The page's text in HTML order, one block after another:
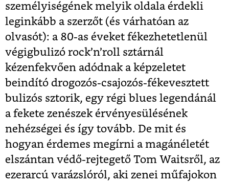
személyiségének melyik oldala érdekli
leginkább a szerzőt (és várhatóan az
olvasót): a 80-as éveket fékezhetetlenül
végigbulizó rock’n’roll sztárnál
kézenfekvően adódnak a képzeletet
beindító drogozós-csajozós-fékevesztett
bulizós sztorik, egy régi blues legendánál
a fekete zenészek érvényesülésének
nehézségei és így tovább. De mit és
hogyan érdemes megírni a magánéletét
elszántan védő-rejtegető Tom Waitsről, az
ezerarcú varázslóról, aki zenei műfajokon